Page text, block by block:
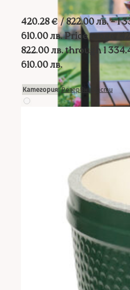
420.28€/ 822.00 лв.–1
610.00 лв.Price range:
822.00 лв. through 1
610.00 лв.
Категория: Резервни части